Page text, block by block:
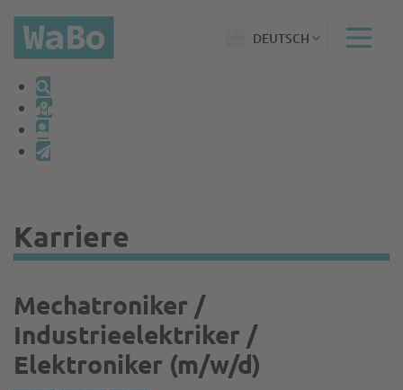
DEUTSCH
Karriere
Mechatroniker /
Industrieelektriker /
Elektroniker (m/w/d)